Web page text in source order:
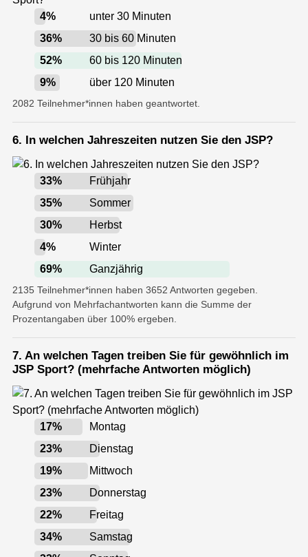
4%
unter 30 Minuten
36%
30 bis 60 Minuten
52%
60 bis 120 Minuten
9% über 120 Minuten
2082 Teilnehmer*innen haben geantwortet.
6. In welchen Jahreszeiten nutzen Sie den JSP?
33%
Frühjahr
35%
Sommer
30%
Herbst
4%
Winter
69% Ganzjährig
2135 Teilnehmer*innen haben 3652 Antworten gegeben.
Aufgrund von Mehrfachantworten kann die Summe der
Prozentangaben über 100% ergeben.
7. An welchen Tagen treiben Sie für gewöhnlich im
JSP Sport? (mehrfache Antworten möglich)
17%
Montag
23%
Dienstag
19%
Mittwoch
23%
Donnerstag
22%
Freitag
34%
Samstag